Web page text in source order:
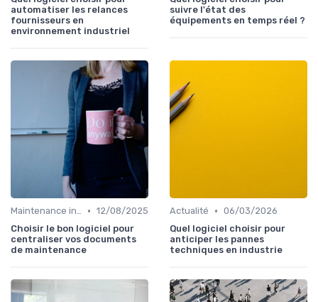
automatiser les relances
fournisseurs en
environnement industriel
suivre l'état des
équipements en temps réel ?
Maintenance infrastructures • 12/08/2025
Choisir le bon logiciel pour
centraliser vos documents
de maintenance
Actualité • 06/03/2026
Quel logiciel choisir pour
anticiper les pannes
techniques en industrie